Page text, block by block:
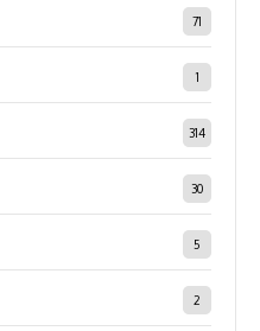
71
1
314
30
5
2